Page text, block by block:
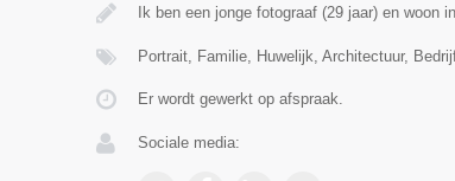
Ik ben een jonge fotograaf (29 jaar) en woon
Portrait, Familie, Huwelijk, Architectuur,
Er wordt gewerkt op afspraak.
Sociale media: